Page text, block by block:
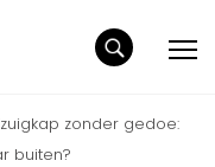
zonder gedoe:
buiten?